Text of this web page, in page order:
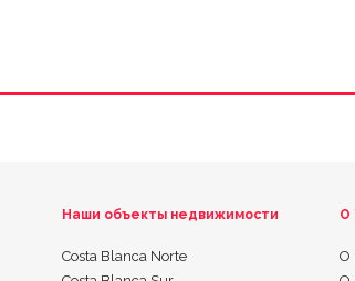
Наши объекты недвижимости
Costa Blanca Norte
О
О